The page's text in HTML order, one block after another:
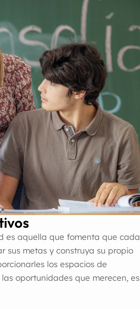
es aquella que fomenta que cada
sus metas y construya su propio
los espacios de
oportunidades que merecen, es